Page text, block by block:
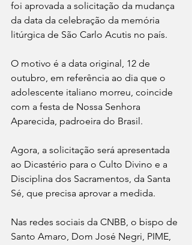
foi aprovada a solicitação da mudança
da data da celebração da memória
litúrgica de São Carlo Acutis no país.
O motivo é a data original, 12 de
outubro, em referência ao dia que o
adolescente italiano morreu, coincide
com a festa de Nossa Senhora
Aparecida, padroeira do Brasil.
Agora, a solicitação será apresentada
ao Dicastério para o Culto Divino e a
Disciplina dos Sacramentos, da Santa
Sé, que precisa aprovar a medida.
Nas redes sociais da CNBB, o bispo de
Santo Amaro, Dom José Negri, PIME,